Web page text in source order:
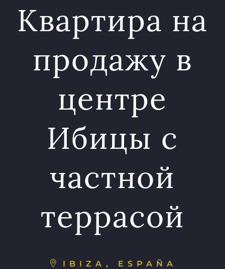
Квартира на
продажу в
центре
Ибицы с
частной
террасой
IBIZA, ESPAÑA